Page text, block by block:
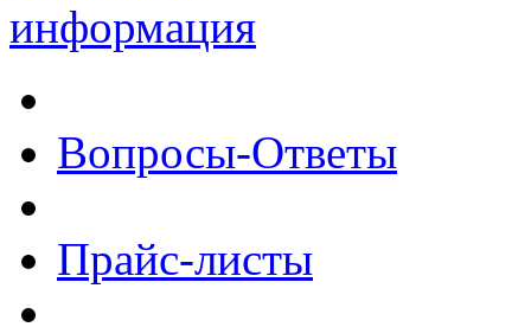
информация
Вопросы-Ответы
Прайс-листы